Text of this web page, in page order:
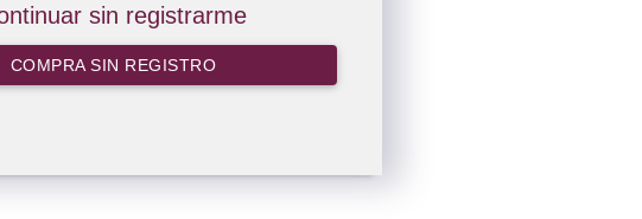
sin registrarme
COMPRA SIN REGISTRO